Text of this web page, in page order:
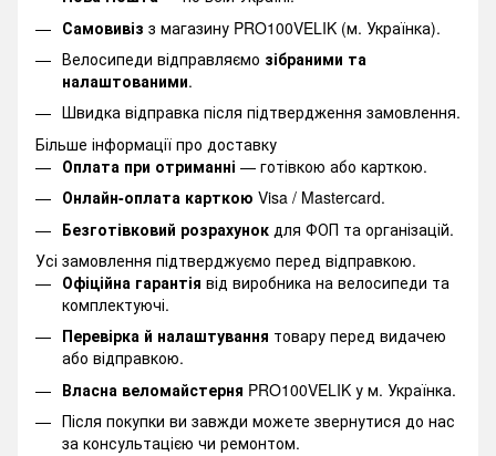
Самовивіз з магазину PRO100VELIK (м. Українка).
Велосипеди відправляємо зібраними та
налаштованими.
Швидка відправка після підтвердження замовлення.
Більше інформації про доставку
Оплата при отриманні — готівкою або карткою.
Онлайн-оплата карткою Visa / Mastercard.
Безготівковий розрахунок для ФОП та організацій.
Усі замовлення підтверджуємо перед відправкою.
Офіційна гарантія від виробника на велосипеди та
комплектуючі.
Перевірка й налаштування товару перед видачею
або відправкою.
Власна веломайстерня PRO100VELIK у м. Українка.
Після покупки ви завжди можете звернутися до нас
за консультацією чи ремонтом.